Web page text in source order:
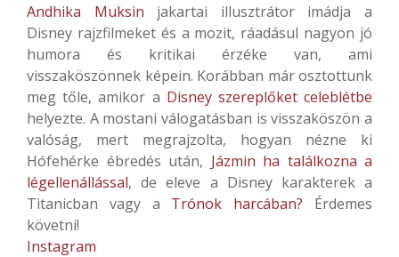
Andhika Muksin jakartai illusztrátor imádja a
Disney rajzfilmeket és a mozit, ráadásul nagyon jó
humora és kritikai érzéke van, ami
visszaköszönnek képein. Korábban már osztottunk
meg tőle, amikor a Disney szereplőket celeblétbe
helyezte. A mostani válogatásban is visszaköszön a
valóság, mert megrajzolta, hogyan nézne ki
Hófehérke ébredés után, Jázmin ha találkozna a
légellenállással, de eleve a Disney karakterek a
Titanicban vagy a Trónok harcában? Érdemes
követni!
Instagram